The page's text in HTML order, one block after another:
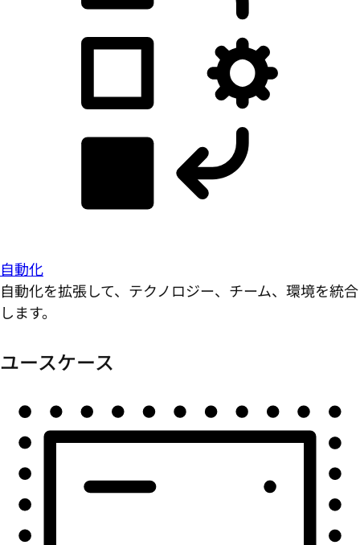
自動化
自動化を拡張して、テクノロジー、チーム、環境を統合
します。
ユースケース